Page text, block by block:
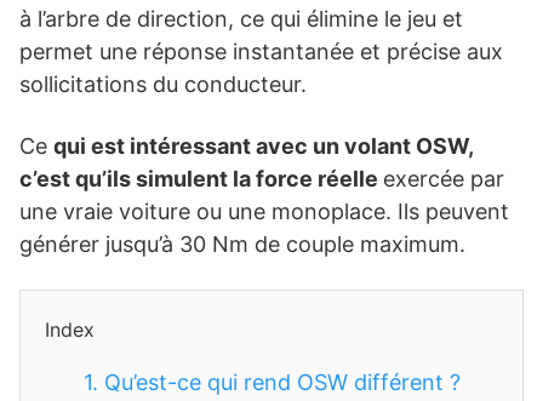
à l’arbre de direction, ce qui élimine le jeu et
permet une réponse instantanée et précise aux
sollicitations du conducteur.
Ce qui est intéressant avec un volant OSW,
c’est qu’ils simulent la force réelle exercée par
une vraie voiture ou une monoplace. Ils peuvent
générer jusqu’à 30 Nm de couple maximum.
Index
1. Qu’est-ce qui rend OSW différent ?